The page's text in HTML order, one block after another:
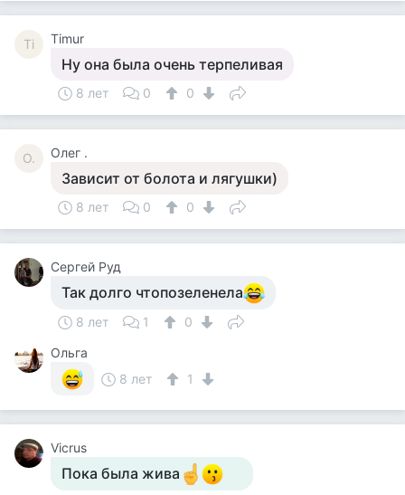
Ti Timur
Ну она была очень терпеливая
8 лет 0 0
О. Олег .
Зависит от болота и лягушки)
8 лет 0 0
Сергей Руд
Так долго чтопозеленела
8 лет 1
0
Ольга
8 лет
1
Vicrus
Пока была жива